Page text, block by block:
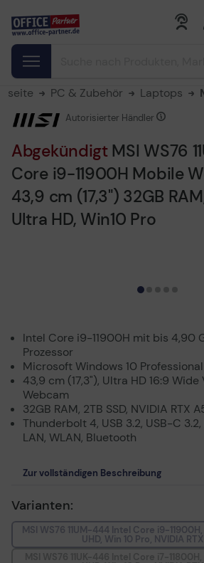
PC & Zubehör Laptops
AbgekündigtMSI WS76
Core i9-11900H Mobile
43,9 cm (17,3") 32GB
Ultra HD, Win10 Pro
Autorisierter Händler
Intel Core i9-11900H mit bis 4,90
Prozessor
Microsoft Windows 10
43,9 cm (17,3"), Ultra HD 16:9
Webcam
32GB RAM, 2TB SSD, NVIDIA RTX
Thunderbolt 4, USB 3.2, USB-C
LAN, WLAN, Bluetooth
Zur vollständigen Beschreibung
Varianten:
MSI WS76 11UM-444 Intel Core i9-11900H,
UHD, Win 10 Pro, NVIDIA